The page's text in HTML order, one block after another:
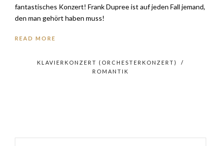
fantastisches Konzert! Frank Dupree ist auf jeden Fall jemand,
den man gehört haben muss!
READ MORE
KLAVIERKONZERT (ORCHESTERKONZERT)
/
ROMANTIK